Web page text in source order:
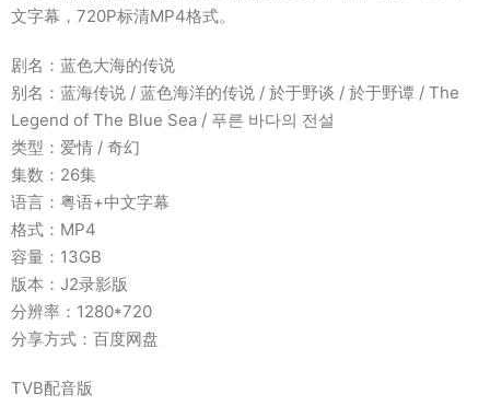
文字幕，720P标清MP4格式。
剧名：蓝色大海的传说
别名：蓝海传说 / 蓝色海洋的传说 / 於于野谈 / 於于野谭 / The
Legend of The Blue Sea / 푸른 바다의 전설
类型：爱情 / 奇幻
集数：26集
语言：粤语+中文字幕
格式：MP4
容量：13GB
版本：J2录影版
分辨率：1280*720
分享方式：百度网盘
TVB配音版